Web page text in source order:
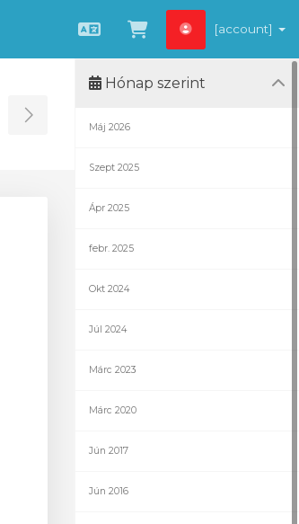
MagyarKosár
[account]
Toggle Sidebar
Hónap szerint
Máj 2026
Szept 2025
Ápr 2025
febr. 2025
Okt 2024
Júl 2024
Márc 2023
Márc 2020
Jún 2017
Jún 2016